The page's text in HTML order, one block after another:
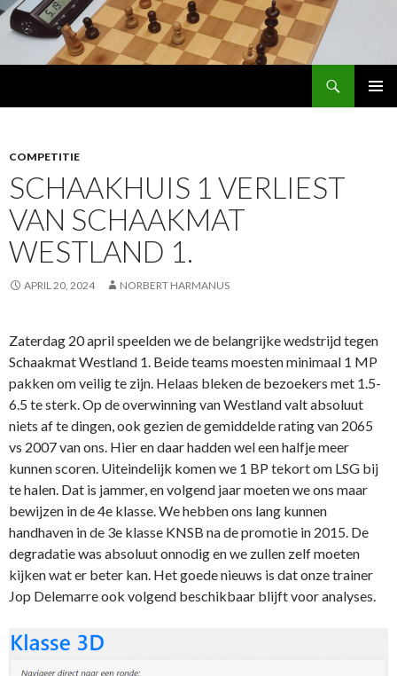
COMPETITIE
SCHAAKHUIS 1 VERLIEST
VAN SCHAAKMAT
WESTLAND 1.
APRIL 20, 2024 NORBERT HARMANUS
Zaterdag 20 april speelden we de belangrijke wedstrijd tegen
Schaakmat Westland 1. Beide teams moesten minimaal 1 MP
pakken om veilig te zijn. Helaas bleken de bezoekers met 1.5-
6.5 te sterk. Op de overwinning van Westland valt absoluut
niets af te dingen, ook gezien de gemiddelde rating van 2065
vs 2007 van ons. Hier en daar hadden wel een halfje meer
kunnen scoren. Uiteindelijk komen we 1 BP tekort om LSG bij
te halen. Dat is jammer, en volgend jaar moeten we ons maar
bewijzen in de 4e klasse. We hebben ons lang kunnen
handhaven in de 3e klasse KNSB na de promotie in 2015. De
degradatie was absoluut onnodig en we zullen zelf moeten
kijken wat er beter kan. Het goede nieuws is dat onze trainer
Jop Delemarre ook volgend beschikbaar blijft voor analyses.